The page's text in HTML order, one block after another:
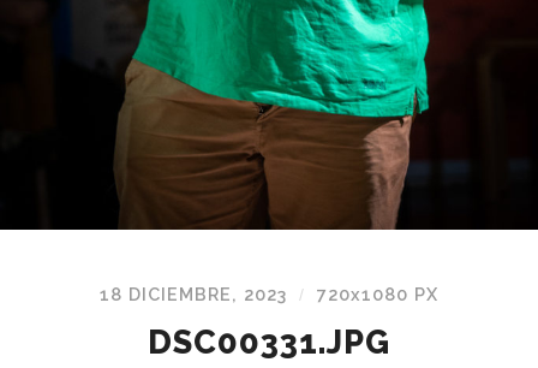
18 DICIEMBRE, 2023 / 720x1080 PX
DSC00331.JPG